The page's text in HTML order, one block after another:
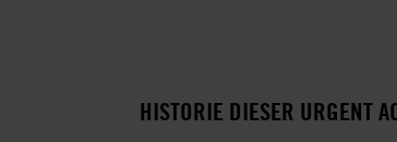
HISTORIE DIESER URGENT